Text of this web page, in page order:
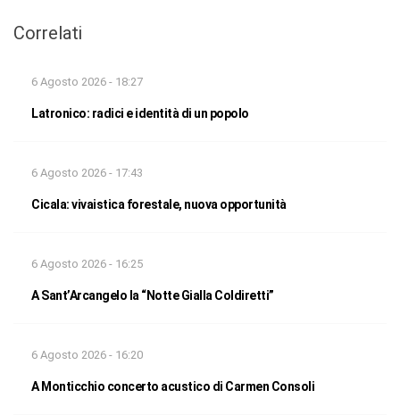
Correlati
6 Agosto 2026 - 18:27
Latronico: radici e identità di un popolo
6 Agosto 2026 - 17:43
Cicala: vivaistica forestale, nuova opportunità
6 Agosto 2026 - 16:25
A Sant’Arcangelo la “Notte Gialla Coldiretti”
6 Agosto 2026 - 16:20
A Monticchio concerto acustico di Carmen Consoli